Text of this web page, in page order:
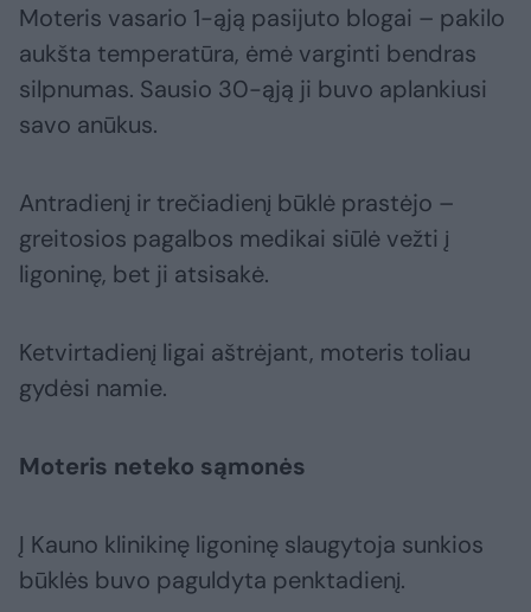
Moteris vasario 1-ąją pasijuto blogai – pakilo
aukšta temperatūra, ėmė varginti bendras
silpnumas. Sausio 30-ąją ji buvo aplankiusi
savo anūkus.
Antradienį ir trečiadienį būklė prastėjo –
greitosios pagalbos medikai siūlė vežti į
ligoninę, bet ji atsisakė.
Ketvirtadienį ligai aštrėjant, moteris toliau
gydėsi namie.
Moteris neteko sąmonės
Į Kauno klinikinę ligoninę slaugytoja sunkios
būklės buvo paguldyta penktadienį.